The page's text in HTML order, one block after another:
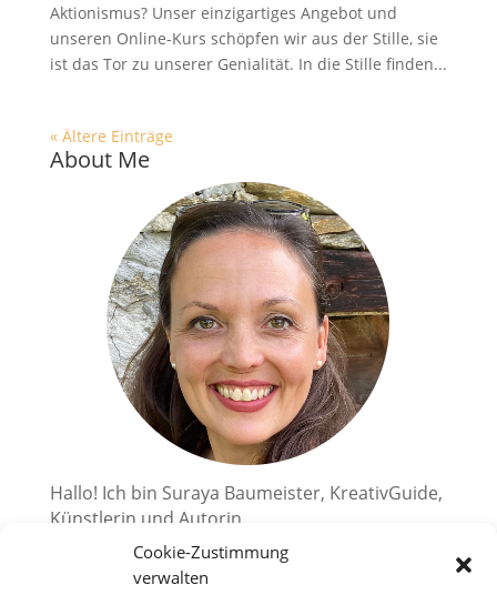
Cookie-Zustimmung
verwalten
Aktionismus? Unser einzigartiges Angebot und
unseren Online-Kurs schöpfen wir aus der Stille, sie
ist das Tor zu unserer Genialität. In die Stille finden...
« Ältere Einträge
About Me
Hallo! Ich bin Suraya Baumeister, KreativGuide,
Künstlerin und Autorin.
Ich zeige dir, wie du deine kreativen
Superkräfte aktivieren kannst.